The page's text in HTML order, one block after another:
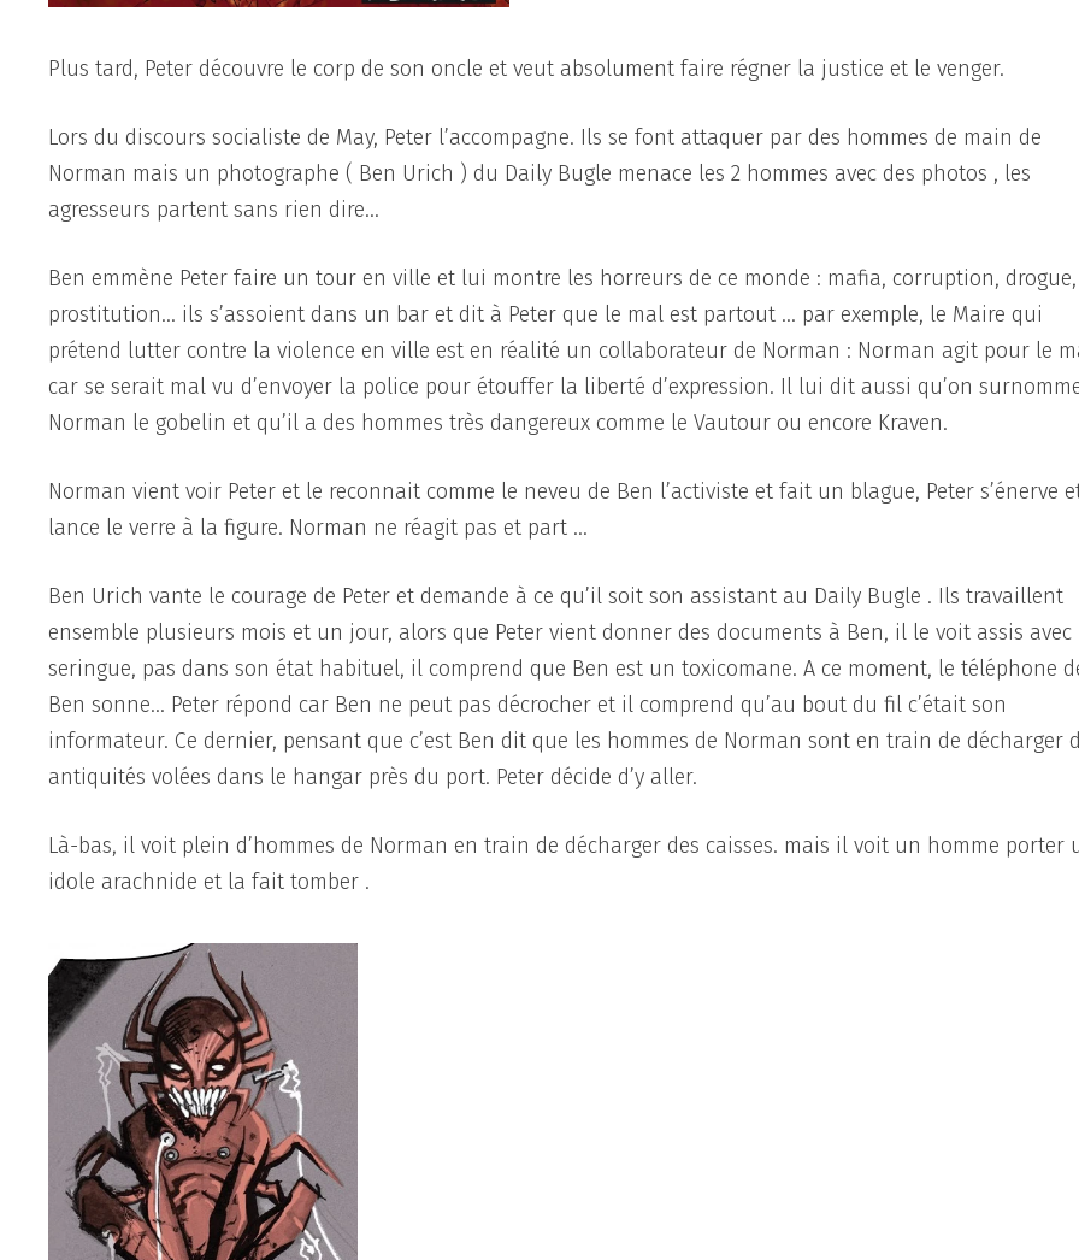
Plus tard, Peter découvre le corp de son oncle et veut absolument faire régner la justice et le venger.
Lors du discours socialiste de May, Peter l’accompagne. Ils se font attaquer par des hommes de main de
Norman mais un photographe ( Ben Urich ) du Daily Bugle menace les 2 hommes avec des photos , les
agresseurs partent sans rien dire…
Ben emmène Peter faire un tour en ville et lui montre les horreurs de ce monde : mafia, corruption, drogue,
prostitution… ils s’assoient dans un bar et dit à Peter que le mal est partout … par exemple, le Maire qui
prétend lutter contre la violence en ville est en réalité un collaborateur de Norman : Norman agit pour le
car se serait mal vu d’envoyer la police pour étouffer la liberté d’expression. Il lui dit aussi qu’on
Norman le gobelin et qu’il a des hommes très dangereux comme le Vautour ou encore Kraven.
Norman vient voir Peter et le reconnait comme le neveu de Ben l’activiste et fait un blague, Peter s’énerve
lance le verre à la figure. Norman ne réagit pas et part …
Ben Urich vante le courage de Peter et demande à ce qu’il soit son assistant au Daily Bugle . Ils travaillent
ensemble plusieurs mois et un jour, alors que Peter vient donner des documents à Ben, il le voit assis avec
seringue, pas dans son état habituel, il comprend que Ben est un toxicomane. A ce moment, le téléphone
Ben sonne… Peter répond car Ben ne peut pas décrocher et il comprend qu’au bout du fil c’était son
informateur. Ce dernier, pensant que c’est Ben dit que les hommes de Norman sont en train de décharger
antiquités volées dans le hangar près du port. Peter décide d’y aller.
Là-bas, il voit plein d’hommes de Norman en train de décharger des caisses. mais il voit un homme porter
idole arachnide et la fait tomber .